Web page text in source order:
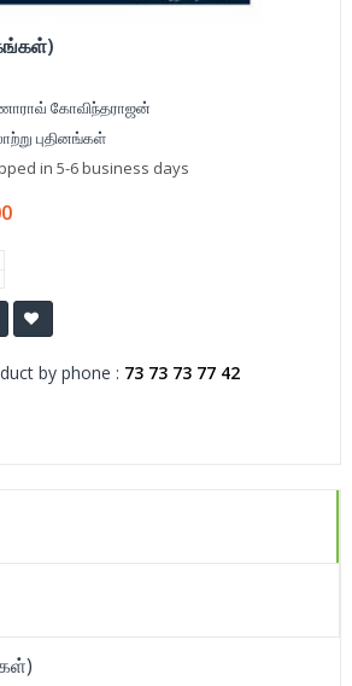
கோவிந்தராஜன்
புதினங்கள்
in 5-6 business days
by phone : 73 73 73 77 42